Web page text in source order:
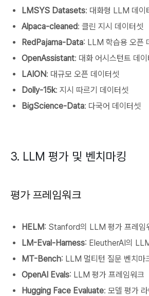
LMSYS Datasets: 대화형 LLM 데이
Alpaca-cleaned: 클린 지시 데이터셋
RedPajama-Data: LLM 학습용 오픈
OpenAssistant: 대화 어시스턴트 데이
LAION: 대규모 오픈 데이터셋
Dolly-15k: 지시 따르기 데이터셋
BigScience-Data: 다국어 데이터셋
3. LLM 평가 및 벤치마킹
평가 프레임워크
HELM: Stanford의 LLM 평가 프레임
LM-Eval-Harness: EleutherAI의
MT-Bench: LLM 멀티턴 질문 벤치마
OpenAI Evals: LLM 평가 프레임워크
Hugging Face Evaluate: 모델 평가 라